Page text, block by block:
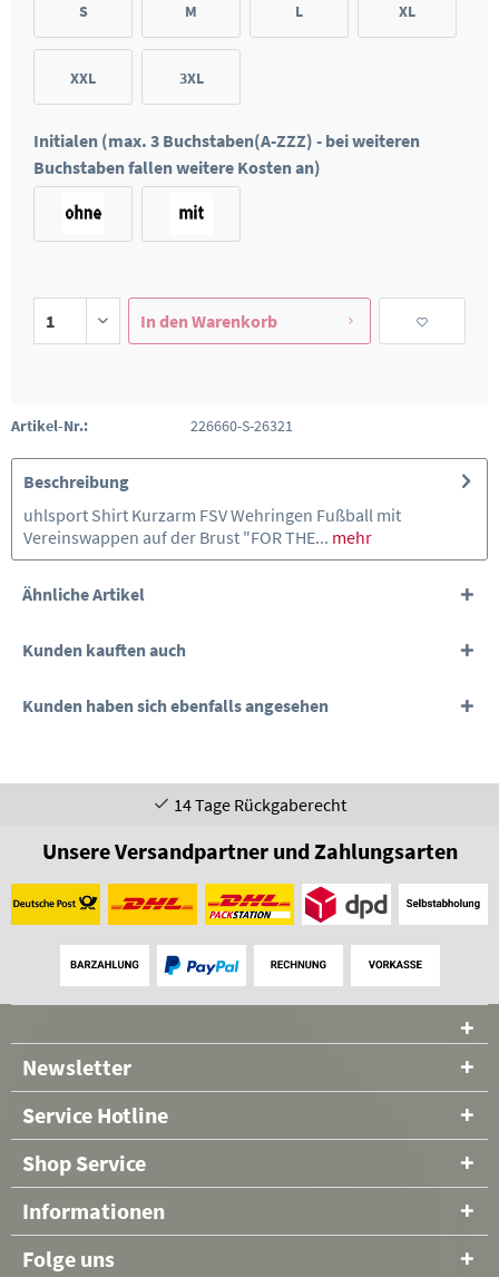
S M L XL
XXL 3XL
Initialen (max. 3 Buchstaben(A-ZZZ) - bei weiteren
Buchstaben fallen weitere Kosten an)
In den Warenkorb
Artikel-Nr.: 226660-S-26321
Beschreibung
uhlsport Shirt Kurzarm FSV Wehringen Fußball mit
Vereinswappen auf der Brust "FOR THE... mehr
Ähnliche Artikel
Kunden kauften auch
Kunden haben sich ebenfalls angesehen
14 Tage Rückgaberecht
Unsere Versandpartner und Zahlungsarten
Newsletter
Service Hotline
Shop Service
Informationen
Folge uns